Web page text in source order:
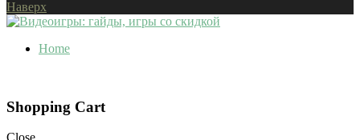
Наверх
Home
Shopping Cart